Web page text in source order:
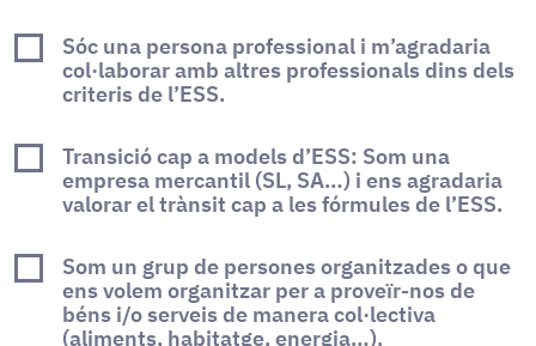
Sóc una persona professional i m’agradaria
col·laborar amb altres professionals dins dels
criteris de l’ESS.
Transició cap a models d’ESS: Som una
empresa mercantil (SL, SA…) i ens agradaria
valorar el trànsit cap a les fórmules de l’ESS.
Som un grup de persones organitzades o que
ens volem organitzar per a proveïr-nos de
béns i/o serveis de manera col·lectiva
(aliments, habitatge, energia…).